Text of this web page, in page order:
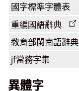
國字標準字體表
重編國語辭典
教育部閩南語辭典
jf當務字集
異體字